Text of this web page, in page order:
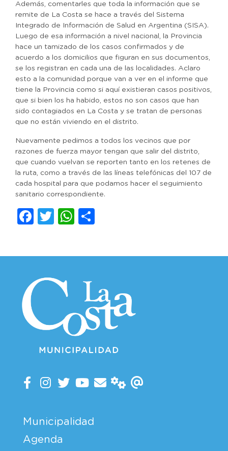
Además, comentarles que toda la información que se
remite de La Costa se hace a través del Sistema
Integrado de Información de Salud en Argentina (SISA).
Luego de esa información a nivel nacional, la Provincia
hace un tamizado de los casos confirmados y de
acuerdo a los domicilios que figuran en sus documentos,
se los registran en cada una de las localidades. Aclaro
esto a la comunidad porque van a ver en el informe que
tiene la Provincia como si aquí existieran casos positivos,
que si bien los ha habido, estos no son casos que han
sido contagiados en La Costa y se tratan de personas
que no están viviendo en el distrito.
Nuevamente pedimos a todos los vecinos que por
razones de fuerza mayor tengan que salir del distrito,
que cuando vuelvan se reporten tanto en los retenes de
la ruta, como a través de las líneas telefónicas del 107 de
cada hospital para que podamos hacer el seguimiento
sanitario correspondiente.
Facebook
TwitterWhatsApp
Municipalidad
Agenda